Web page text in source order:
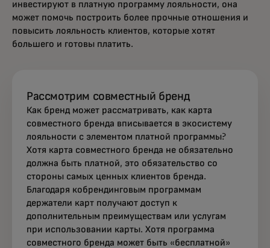
инвестируют в платную программу лояльности, она
может помочь построить более прочные отношения и
повысить лояльность клиентов, которые хотят
большего и готовы платить.
Рассмотрим совместный бренд
Как бренд может рассматривать, как карта
совместного бренда вписывается в экосистему
лояльности с элементом платной программы?
Хотя карта совместного бренда не обязательно
должна быть платной, это обязательство со
стороны самых ценных клиентов бренда.
Благодаря кобрендинговым программам
держатели карт получают доступ к
дополнительным преимуществам или услугам
при использовании карты. Хотя программа
совместного бренда может быть «бесплатной»